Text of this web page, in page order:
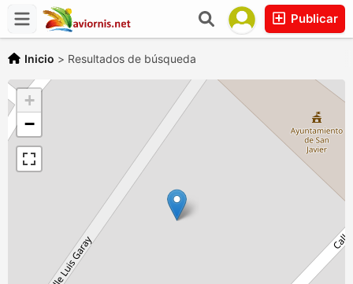
Publicar
Inicio > Resultados de búsqueda
+
−